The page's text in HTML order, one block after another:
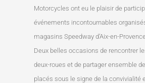
Motorcycles ont eu le plaisir de
événements incontournables
magasins Speedway d’Aix-en-
Deux belles occasions de rencontrer
deux-roues et de partager ensemble
placés sous le signe de la convivialité